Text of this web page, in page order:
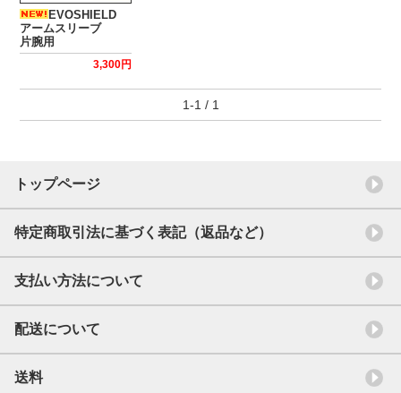
EVOSHIELD
アームスリーブ
片腕用
3,300円
1-1 / 1
トップページ
特定商取引法に基づく表記（返品など）
支払い方法について
配送について
送料